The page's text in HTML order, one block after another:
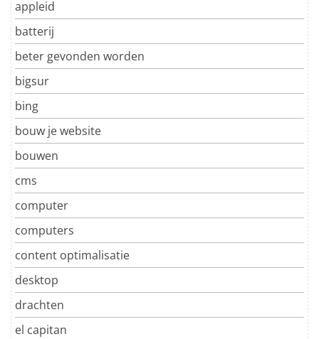
appleid
batterij
beter gevonden worden
bigsur
bing
bouw je website
bouwen
cms
computer
computers
content optimalisatie
desktop
drachten
el capitan